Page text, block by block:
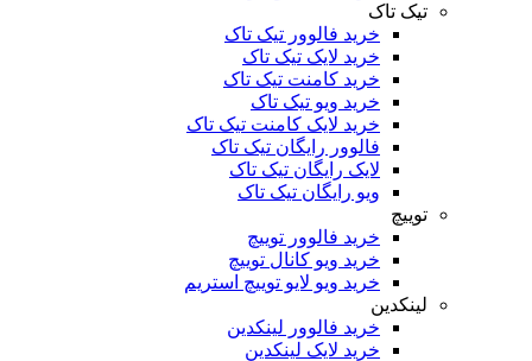
تیک تاک
خرید فالوور تیک تاک
خرید لایک تیک تاک
خرید کامنت تیک ‌تاک
خرید ویو تیک تاک
خرید لایک کامنت تیک تاک
فالوور رایگان تیک تاک
لایک رایگان تیک تاک
ویو رایگان تیک تاک
خرید فالوور توییچ
خرید ویو کانال توییچ
خرید ویو لایو توییچ استریم
لینکدین
خرید فالوور لینکدین
خرید لایک لینکدین